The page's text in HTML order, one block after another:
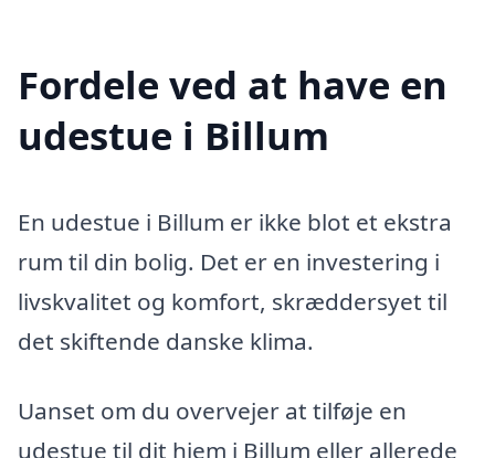
Fordele ved at have en
udestue i Billum
En udestue i Billum er ikke blot et ekstra
rum til din bolig. Det er en investering i
livskvalitet og komfort, skræddersyet til
det skiftende danske klima.
Uanset om du overvejer at tilføje en
udestue til dit hjem i Billum eller allerede